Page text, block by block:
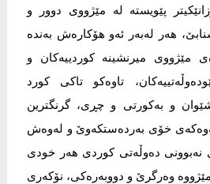
پێویستە لە مێژووی دوور و
هەر لەبەر ئەو هۆکارەش بەندە
مێژووی میرنشینە کوردییەکان و
تاوەکو تاکی کورد
و بەکورتی و چڕی، گرنگترین
خۆی بەردەستکەوێ و لەوەش
نەبوونی دەوڵەتی کوردی هەر خودی
وەرگرێ و دووبەرەکی، نۆکەری